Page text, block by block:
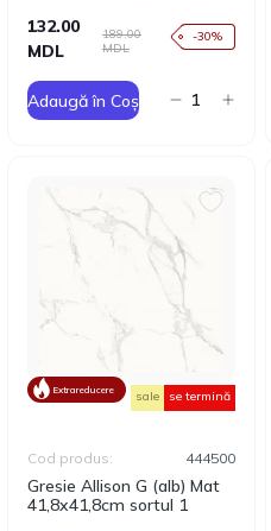
189.00
MDL
132.00
MDL
-30%
Adaugă în Coș
Extrareducere sale se termină
Gresie Allison G (alb) Mat
41,8x41,8cm sortul 1
Cod produs: 444500